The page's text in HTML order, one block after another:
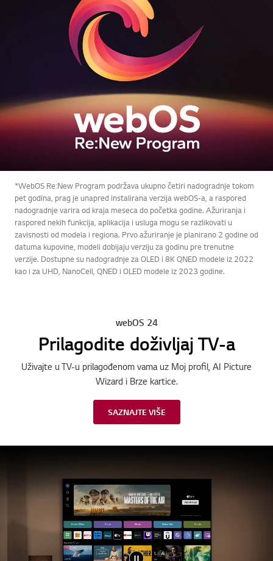
*WebOS Re:New Program podržava ukupno četiri nadogradnje tokom
pet godina, prag je unapred instalirana verzija webOS-a, a raspored
nadogradnje varira od kraja meseca do početka godine. Ažuriranja i
raspored nekih funkcija, aplikacija i usluga mogu se razlikovati u
zavisnosti od modela i regiona. Prvo ažuriranje je planirano 2 godine od
datuma kupovine, modeli dobijaju verziju za godinu pre trenutne
verzije. Dostupne su nadogradnje za OLED i 8K QNED modele iz 2022
kao i za UHD, NanoCell, QNED i OLED modele iz 2023 godine.
webOS 24
Prilagodite doživljaj TV-a
Uživajte u TV-u prilagođenom vama uz Moj profil, AI Picture
Wizard i Brze kartice.
SAZNAJTE VIŠE